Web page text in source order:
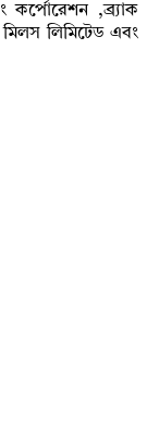
কর্পোরেশন ,ব্র্যাক
মিলস লিমিটেড এবং